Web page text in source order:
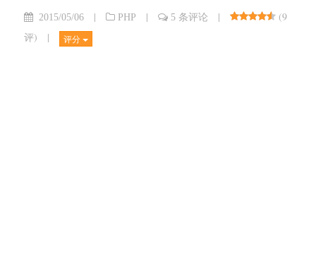
2015/05/06 | PHP | 5 条评论 | (9
评) | 评分